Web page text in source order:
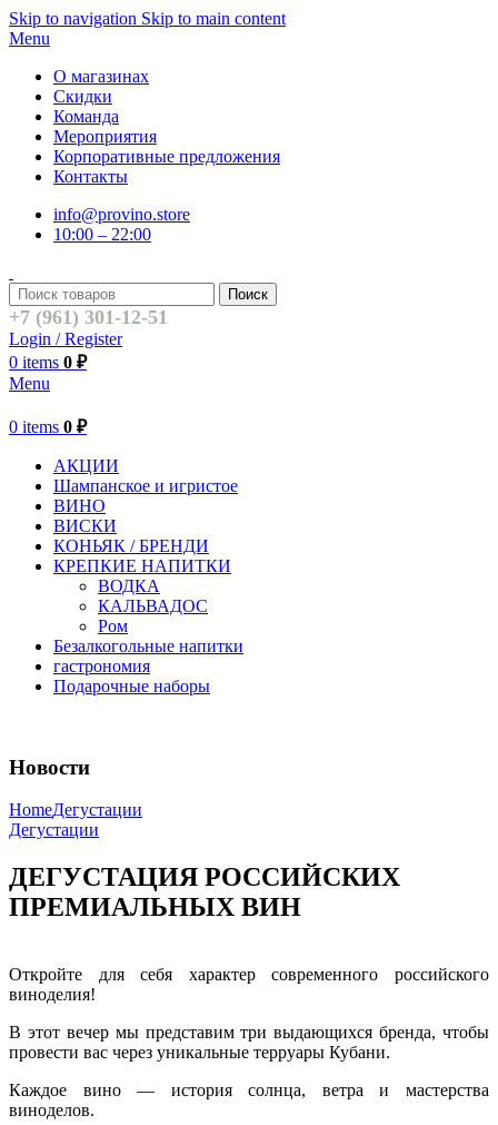
Skip to navigation Skip to main content
Menu
О магазинах
Скидки
Команда
Мероприятия
Корпоративные предложения
Контакты
info@provino.store
10:00 – 22:00
Поиск
+7 (961) 301-12-51
Login / Register
0 items 0 ₽
Menu
0 items 0 ₽
АКЦИИ
Шампанское и игристое
ВИНО
ВИСКИ
КОНЬЯК / БРЕНДИ
КРЕПКИЕ НАПИТКИ
ВОДКА
КАЛЬВАДОС
Ром
Безалкогольные напитки
гастрономия
Подарочные наборы
Новости
HomeДегустации
Дегустации
ДЕГУСТАЦИЯ РОССИЙСКИХ
ПРЕМИАЛЬНЫХ ВИН
Откройте для себя характер современного российского
виноделия!
В этот вечер мы представим три выдающихся бренда, чтобы
провести вас через уникальные терруары Кубани.
Каждое вино — история солнца, ветра и мастерства
виноделов.